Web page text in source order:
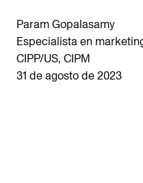
Param Gopalasamy
Especialista en
CIPP/US, CIPM
31 de agosto de 2023